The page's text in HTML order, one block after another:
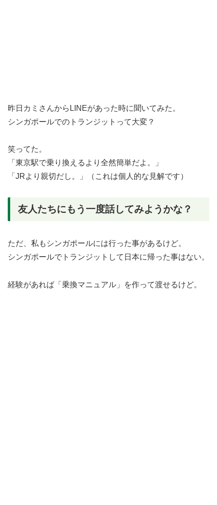
昨日カミさんからLINEがあった時に聞いてみた。
シンガポールでのトランジットって大変？
笑ってた。
「東京駅で乗り換えるより全然簡単だよ。」
「JRより親切だし。」（これは個人的な見解です）
友人たちにもう一度話してみようかな？
ただ、私もシンガポールには行った事があるけど。
シンガポールでトランジットして日本に帰った事はない。
経験があれば「乗換マニュアル」を作って渡せるけど。